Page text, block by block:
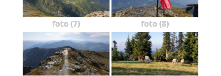
foto (7) foto (8)